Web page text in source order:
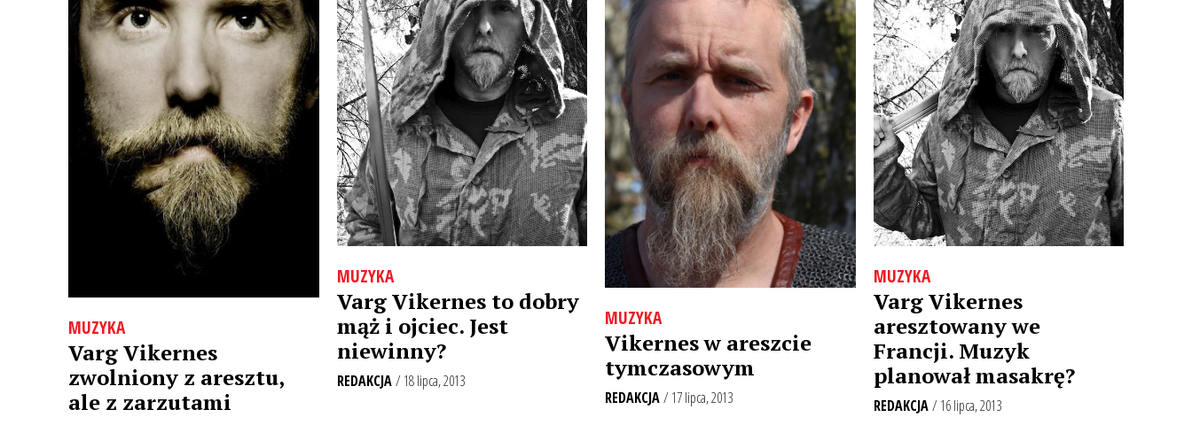
MUZYKA
Varg Vikernes
zwolniony z aresztu,
ale z zarzutami
MUZYKA
Varg Vikernes to dobry
mąż i ojciec. Jest
niewinny?
REDAKCJA / 18 lipca, 2013
MUZYKA
Vikernes w areszcie
tymczasowym
REDAKCJA/ 17 lipca, 2013
MUZYKA
Varg Vikernes
aresztowany we
Francji. Muzyk
planował masakrę?
REDAKCJA / 16 lipca, 2013